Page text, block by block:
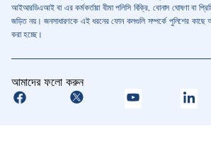
আইআরডিএআই বা এর কর্মকর্তারা বীমা পলিসি বিক্রি, বোনাস ঘোষণা বা
জড়িত নয়। জনসাধারণকে এই ধরনের ফোন কলগুলি সম্পর্কে পুলিশের কাছে
করা হচ্ছে।
আমাদের ফলো করুন